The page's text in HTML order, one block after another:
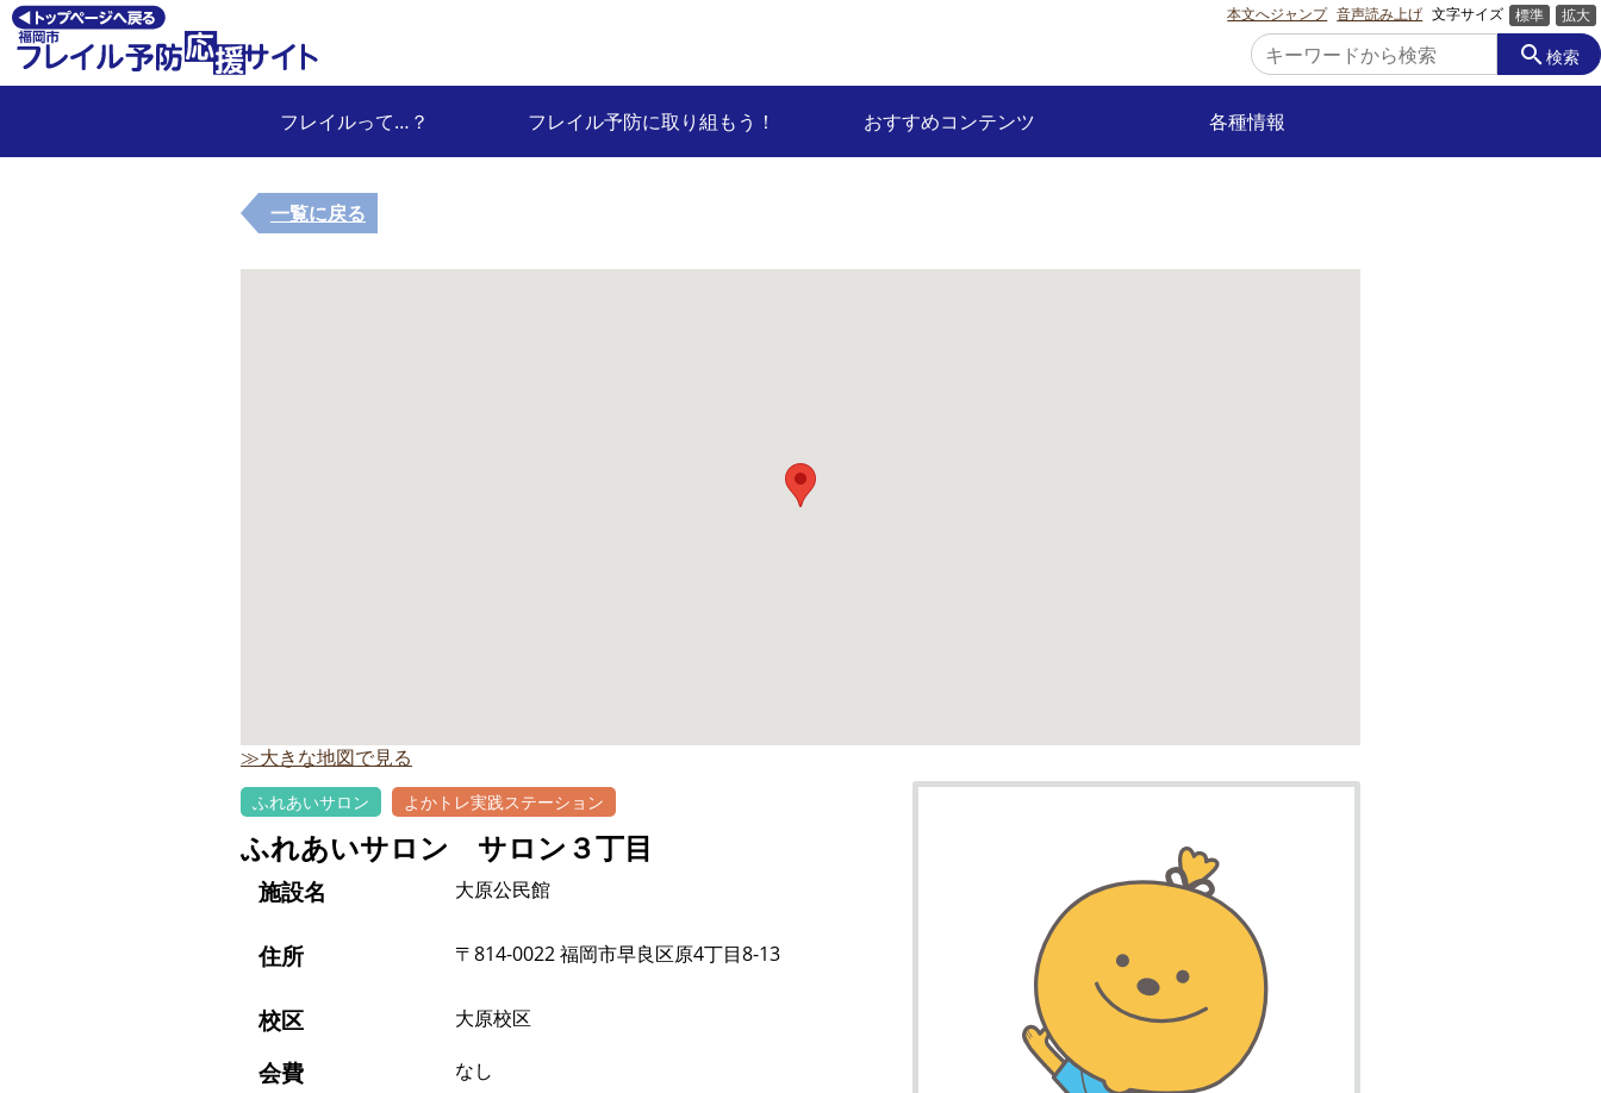
本文へジャンプ 音声読み上げ 文字サイズ 標準 拡大
search検索
フレイルって…？ フレイル予防に取り組もう！ おすすめコンテンツ 各種情報
一覧に戻る
≫大きな地図で見る
ふれあいサロン よかトレ実践ステーション
ふれあいサロン サロン３丁目
施設名 大原公民館
住所 〒814-0022 福岡市早良区原4丁目8-13
校区 大原校区
会費 なし